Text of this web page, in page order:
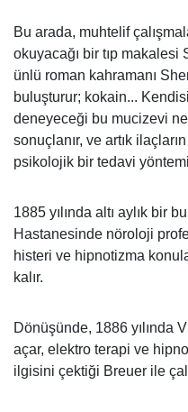
Bu arada, muhtelif
okuyacağı bir tıp makalesi
ünlü roman kahramanı
buluşturur; kokain...
deneyeceği bu mucizevi
sonuçlanır, ve artık
psikolojik bir tedavi
1885 yılında altı aylık bir
Hastanesinde nöroloji
histeri ve hipnotizma
kalır.
Dönüşünde, 1886 yılında
açar, elektro terapi ve
ilgisini çektiği Breuer ile